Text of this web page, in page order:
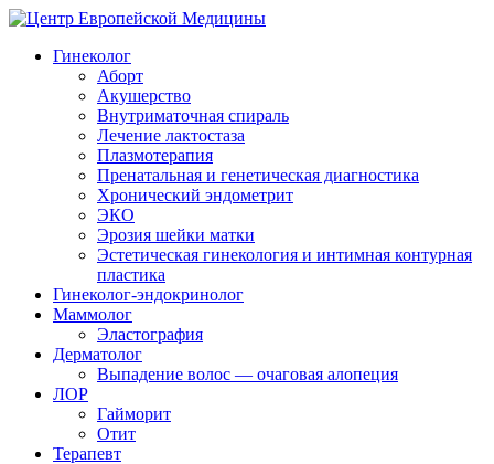
Гинеколог
Аборт
Акушерство
Внутриматочная спираль
Лечение лактостаза
Плазмотерапия
Пренатальная и генетическая диагностика
Хронический эндометрит
ЭКО
Эрозия шейки матки
Эстетическая гинекология и интимная контурная
пластика
Гинеколог-эндокринолог
Маммолог
Эластография
Дерматолог
Выпадение волос — очаговая алопеция
ЛОР
Гайморит
Отит
Терапевт